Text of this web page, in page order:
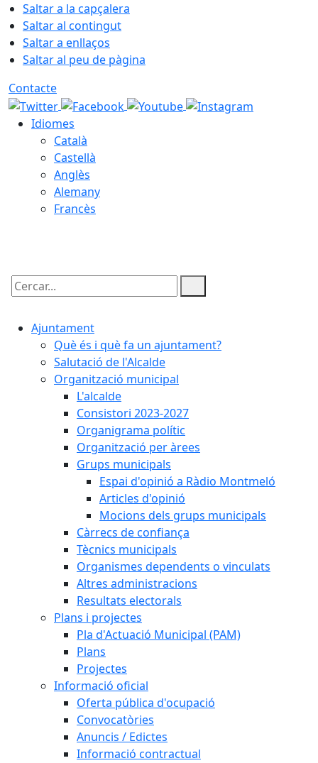
Saltar a la capçalera
Saltar al contingut
Saltar a enllaços
Saltar al peu de pàgina
Contacte
Idiomes
Català
Castellà
Anglès
Alemany
Francès
Cercar:
Ajuntament
Què és i què fa un ajuntament?
Salutació de l'Alcalde
Organització municipal
L'alcalde
Consistori 2023-2027
Organigrama polític
Organització per àrees
Grups municipals
Espai d'opinió a Ràdio Montmeló
Articles d'opinió
Mocions dels grups municipals
Càrrecs de confiança
Tècnics municipals
Organismes dependents o vinculats
Altres administracions
Resultats electorals
Plans i projectes
Pla d'Actuació Municipal (PAM)
Plans
Projectes
Informació oficial
Oferta pública d'ocupació
Convocatòries
Anuncis / Edictes
Informació contractual